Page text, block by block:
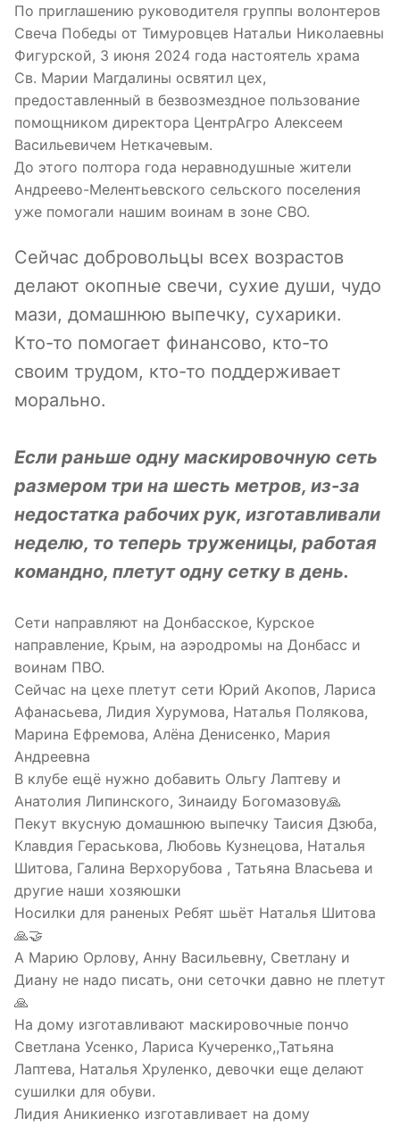
По приглашению руководителя группы волонтеров
Свеча Победы от Тимуровцев Натальи Николаевны
Фигурской, 3 июня 2024 года настоятель храма
Св. Марии Магдалины освятил цех,
предоставленный в безвозмездное пользование
помощником директора ЦентрАгро Алексеем
Васильевичем Неткачевым.
До этого полтора года неравнодушные жители
Андреево-Мелентьевского сельского поселения
уже помогали нашим воинам в зоне СВО.
Сейчас добровольцы всех возрастов
делают окопные свечи, сухие души, чудо
мази, домашнюю выпечку, сухарики.
Кто-то помогает финансово, кто-то
своим трудом, кто-то поддерживает
морально.
Если раньше одну маскировочную сеть
размером три на шесть метров, из-за
недостатка рабочих рук, изготавливали
неделю, то теперь труженицы, работая
командно, плетут одну сетку в день.
Сети направляют на Донбасское, Курское
направление, Крым, на аэродромы на Донбасс и
воинам ПВО.
Сейчас на цехе плетут сети Юрий Акопов, Лариса
Афанасьева, Лидия Хурумова, Наталья Полякова,
Марина Ефремова, Алёна Денисенко, Мария
Андреевна
В клубе ещё нужно добавить Ольгу Лаптеву и
Анатолия Липинского, Зинаиду Богомазову🙏
Пекут вкусную домашнюю выпечку Таисия Дзюба,
Клавдия Гераськова, Любовь Кузнецова, Наталья
Шитова, Галина Верхорубова , Татьяна Власьева и
другие наши хозяюшки
Носилки для раненых Ребят шьёт Наталья Шитова
🙏🤝
А Марию Орлову, Анну Васильевну, Светлану и
Диану не надо писать, они сеточки давно не плетут
🙏
На дому изготавливают маскировочные пончо
Светлана Усенко, Лариса Кучеренко,,Татьяна
Лаптева, Наталья Хруленко, девочки еще делают
сушилки для обуви.
Лидия Аникиенко изготавливает на дому